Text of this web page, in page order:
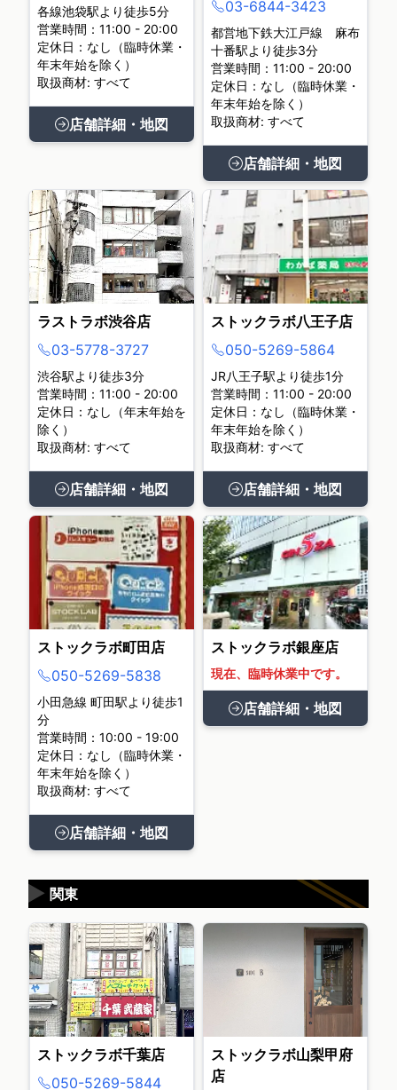
各線池袋駅より徒歩5分
営業時間：11:00 - 20:00
定休日：なし（臨時休業・
年末年始を除く）
取扱商材: すべて
店舗詳細・地図
03-6844-3423
都営地下鉄大江戸線 麻布
十番駅より徒歩3分
営業時間：11:00 - 20:00
定休日：なし（臨時休業・
年末年始を除く）
取扱商材: すべて
店舗詳細・地図
ラストラボ渋谷店
03-5778-3727
渋谷駅より徒歩3分
営業時間：11:00 - 20:00
定休日：なし（年末年始を
除く）
取扱商材: すべて
店舗詳細・地図
ストックラボ八王子店
050-5269-5864
JR八王子駅より徒歩1分
営業時間：11:00 - 20:00
定休日：なし（臨時休業・
年末年始を除く）
取扱商材: すべて
店舗詳細・地図
ストックラボ町田店
050-5269-5838
小田急線 町田駅より徒歩1
分
営業時間：10:00 - 19:00
定休日：なし（臨時休業・
年末年始を除く）
取扱商材: すべて
店舗詳細・地図
ストックラボ銀座店
現在、臨時休業中です。
店舗詳細・地図
関東
▶
ストックラボ千葉店
050-5269-5844
ストックラボ山梨甲府
店